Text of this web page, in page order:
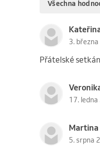
Všechna
3.
Přátelské
17.
Martina
5. srpna